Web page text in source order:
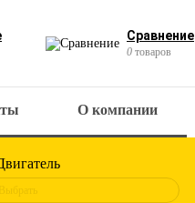
Сравнение
0 товаров
О компании
Выбрать